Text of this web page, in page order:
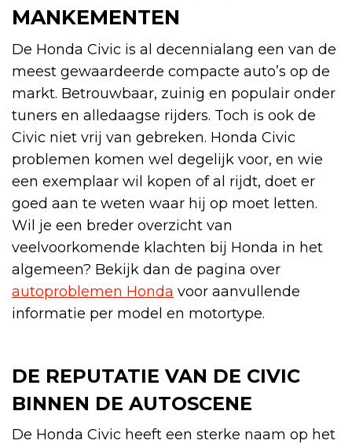
MANKEMENTEN
De Honda Civic is al decennialang een van de
meest gewaardeerde compacte auto’s op de
markt. Betrouwbaar, zuinig en populair onder
tuners en alledaagse rijders. Toch is ook de
Civic niet vrij van gebreken. Honda Civic
problemen komen wel degelijk voor, en wie
een exemplaar wil kopen of al rijdt, doet er
goed aan te weten waar hij op moet letten.
Wil je een breder overzicht van
veelvoorkomende klachten bij Honda in het
algemeen? Bekijk dan de pagina over
autoproblemen Honda voor aanvullende
informatie per model en motortype.
DE REPUTATIE VAN DE CIVIC
BINNEN DE AUTOSCENE
De Honda Civic heeft een sterke naam op het